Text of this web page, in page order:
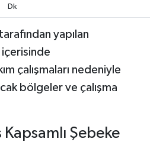
Dk
yapılan
içerisinde
çalışmaları nedeniyle
bölgeler ve çalışma
Şebeke